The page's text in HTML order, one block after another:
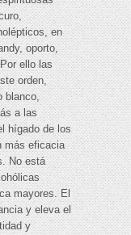
en
oporto,
ello las
orden,
blanco,
a las
hígado de los
más eficacia
No está
mayores. El
y eleva el
y